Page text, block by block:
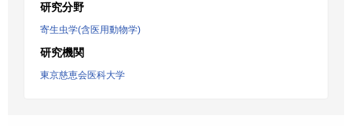
研究分野
寄生虫学(含医用動物学)
研究機関
東京慈恵会医科大学